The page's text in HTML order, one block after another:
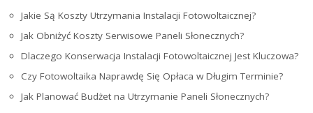
Jakie Są Koszty​ Utrzymania Instalacji Fotowoltaicznej?
Jak ⁤Obniżyć Koszty ⁢Serwisowe Paneli Słonecznych?
Dlaczego Konserwacja Instalacji Fotowoltaicznej Jest Kluczowa?
Czy Fotowoltaika Naprawdę‍ Się Opłaca w ⁤Długim Terminie?
Jak‌ Planować Budżet na Utrzymanie Paneli⁣ Słonecznych?